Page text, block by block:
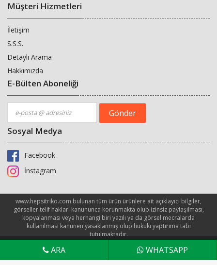
Onaylıyorum
Müşteri Hizmetleri
İletişim
S.S.S.
Detaylı Arama
Hakkımızda
E-Bülten Aboneliği
Sosyal Medya
Facebook
İnstagram
www.hepsitriko.com bulunan tüm ürün ürünlere ait açıklayıcı bilgiler,
görseller telif hakları kanununca korunmakta olup izinsiz paylaşılması,
kopyalanması veya herhangi biri yazılı ya da görsel mecralarda
kullanılması kanunen yasaklanmış olup hukuki yaptırıma tabi
tutulmaktadır.
ARA WHATSAPP